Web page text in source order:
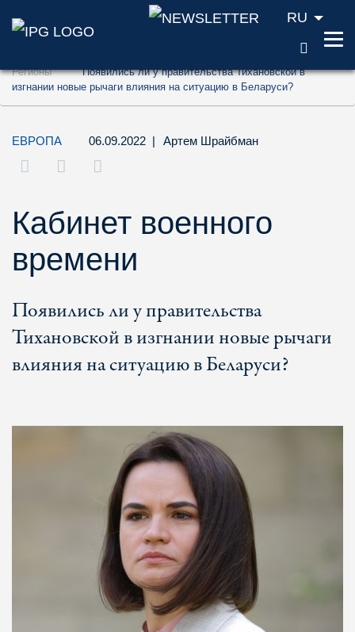
Перейти к содержанию (ключ доступа
Перейти к поиску (ключ доступа '2')
RU
Регионы
Появились ли у правительства Тихановской в
изгнании новые рычаги влияния на ситуацию в Беларуси?
ЕВРОПА 06.09.2022 | Артем Шрайбман
Кабинет военного
времени
Появились ли у правительства
Тихановской в изгнании новые рычаги
влияния на ситуацию в Беларуси?